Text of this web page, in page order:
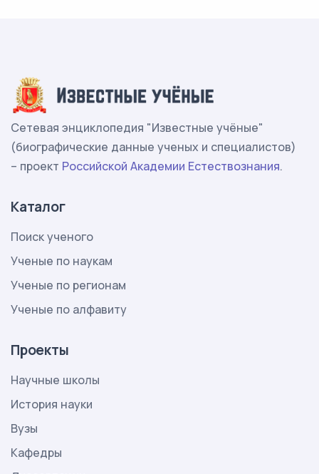
Сетевая энциклопедия "Известные учёные"
(биографические данные ученых и специалистов)
– проект Российской Академии Естествознания.
Каталог
Поиск ученого
Ученые по наукам
Ученые по регионам
Ученые по алфавиту
Проекты
Научные школы
История науки
Вузы
Кафедры